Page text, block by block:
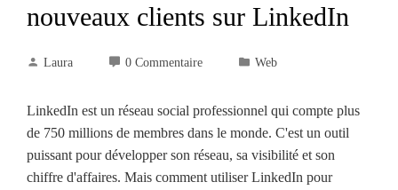
nouveaux clients sur LinkedIn
Laura 0 Commentaire Web
LinkedIn est un réseau social professionnel qui compte plus
de 750 millions de membres dans le monde. C'est un outil
puissant pour développer son réseau, sa visibilité et son
chiffre d'affaires. Mais comment utiliser LinkedIn pour